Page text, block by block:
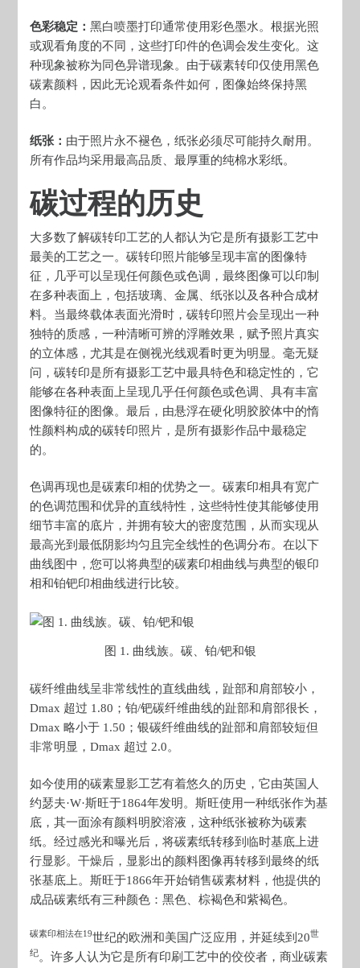
色彩稳定：黑白喷墨打印通常使用彩色墨水。根据光照
或观看角度的不同，这些打印件的色调会发生变化。这
种现象被称为同色异谱现象。由于碳素转印仅使用黑色
碳素颜料，因此无论观看条件如何，图像始终保持黑
白。
纸张： 由于照片永不褪色，纸张必须尽可能持久耐用。
所有作品均采用最高品质、最厚重的纯棉水彩纸。
碳过程的历史
大多数了解碳转印工艺的人都认为它是所有摄影工艺中
最美的工艺之一。碳转印照片能够呈现丰富的图像特
征，几乎可以呈现任何颜色或色调，最终图像可以印制
在多种表面上，包括玻璃、金属、纸张以及各种合成材
料。当最终载体表面光滑时，碳转印照片会呈现出一种
独特的质感，一种清晰可辨的浮雕效果，赋予照片真实
的立体感，尤其是在侧视光线观看时更为明显。毫无疑
问，碳转印是所有摄影工艺中最具特色和稳定性的，它
能够在各种表面上呈现几乎任何颜色或色调、具有丰富
图像特征的图像。最后，由悬浮在硬化明胶胶体中的惰
性颜料构成的碳转印照片，是所有摄影作品中最稳定
的。
色调再现也是碳素印相的优势之一。碳素印相具有宽广
的色调范围和优异的直线特性，这些特性使其能够使用
细节丰富的底片，并拥有较大的密度范围，从而实现从
最高光到最低阴影均匀且完全线性的色调分布。在以下
曲线图中，您可以将典型的碳素​​印相曲线与典型的银印
相和铂钯印相曲线进行比较。
图 1. 曲线族。碳、铂/钯和银
碳纤维曲线呈非常线性的直线曲线，趾部和肩部较小，
Dmax 超过 1.80；铂/钯碳纤维曲线的趾部和肩部很长，
Dmax 略小于 1.50；银碳纤维曲线的趾部和肩部较短但
非常明显，Dmax 超过 2.0。
如今使用的碳素显影工艺有着悠久的历史，它由英国人
约瑟夫·W·斯旺于1864年发明。斯旺使用一种纸张作为基
底，其一面涂有颜料明胶溶液，这种纸张被称为碳素
纸。经过感光和曝光后，将碳素纸转移到临时基底上进
行显影。干燥后，显影出的颜料图像再转移到最终的纸
张基底上。斯旺于1866年开始销售碳素材料，他提供的
成品碳素纸有三种颜色：黑色、棕褐色和紫褐色。
碳素印相法在19世纪的欧洲和美国广泛应用，并延续到20世
纪。许多人认为它是所有印刷工艺中的佼佼者，商业碳素